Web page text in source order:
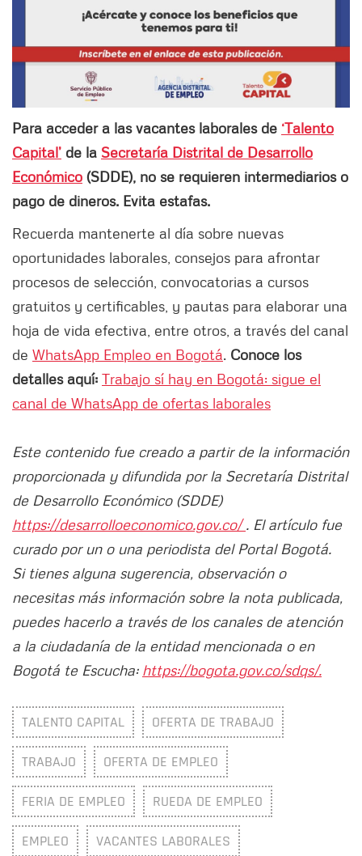
Para acceder a las vacantes laborales de ‘Talento
Capital’ de la Secretaría Distrital de Desarrollo
Económico (SDDE), no se requieren intermediarios o
pago de dineros. Evita estafas.
Recuerda mantenerte al día sobre nuevas
oportunidades laborales, consejos para afrontar
procesos de selección, convocatorias a cursos
gratuitos y certificables, y pautas para elaborar una
hoja de vida efectiva, entre otros, a través del canal
de WhatsApp Empleo en Bogotá. Conoce los
detalles aquí: Trabajo sí hay en Bogotá: sigue el
canal de WhatsApp de ofertas laborales
Este contenido fue creado a partir de la información
proporcionada y difundida por la Secretaría Distrital
de Desarrollo Económico (SDDE)
https://desarrolloeconomico.gov.co/. El artículo fue
curado por un o una periodista del Portal Bogotá.
Si tienes alguna sugerencia, observación o
necesitas más información sobre la nota publicada,
puedes hacerlo a través de los canales de atención
a la ciudadanía de la entidad mencionada o en
Bogotá te Escucha: https://bogota.gov.co/sdqs/.
TALENTO CAPITAL OFERTA DE TRABAJO
TRABAJO OFERTA DE EMPLEO
FERIA DE EMPLEO RUEDA DE EMPLEO
EMPLEO VACANTES LABORALES